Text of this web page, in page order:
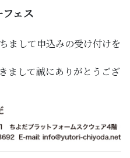
ェス
まして申込みの受け付けを
まして誠にありがとうござ